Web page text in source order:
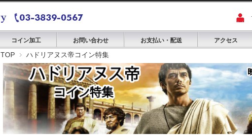
コイン加工 お問い合わせ お支払い・配送 アクセス
TOP ハドリアヌス帝コイン特集